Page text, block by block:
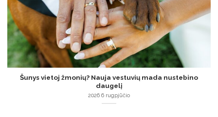
Šunys vietoj žmonių? Nauja vestuvių mada nustebino
daugelį
2026 6 rugpjūčio